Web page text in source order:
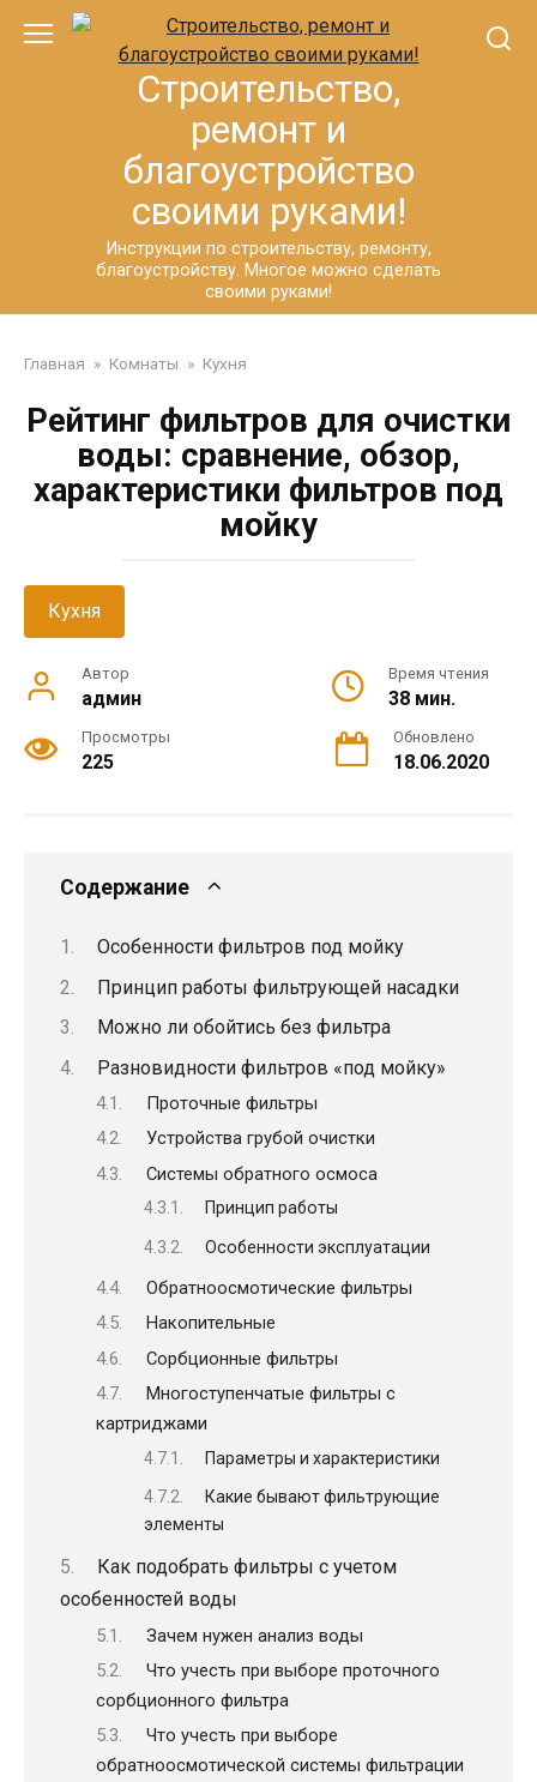
Перейти
Строительство,
ремонт и
благоустройство
своими руками!
Инструкции по строительству, ремонту,
благоустройству. Многое можно сделать
своими руками!
Главная » Комнаты » Кухня
Рейтинг фильтров для очистки
воды: сравнение, обзор,
характеристики фильтров под
мойку
Кухня
Автор
админ
Время чтения
38 мин.
Просмотры
225
Обновлено
18.06.2020
Содержание
Особенности фильтров под мойку
Принцип работы фильтрующей насадки
Можно ли обойтись без фильтра
Разновидности фильтров «под мойку»
Проточные фильтры
Устройства грубой очистки
Системы обратного осмоса
Принцип работы
Особенности эксплуатации
Обратноосмотические фильтры
Накопительные
Сорбционные фильтры
Многоступенчатые фильтры с
картриджами
Параметры и характеристики
Какие бывают фильтрующие
элементы
Как подобрать фильтры с учетом
особенностей воды
Зачем нужен анализ воды
Что учесть при выборе проточного
сорбционного фильтра
Что учесть при выборе
обратноосмотической системы фильтрации